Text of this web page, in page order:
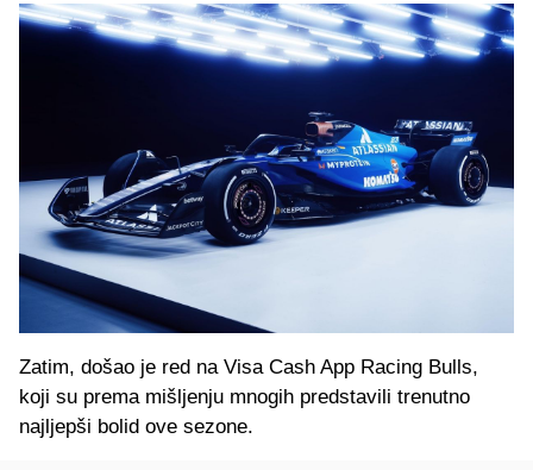
Zatim, došao je red na Visa Cash App Racing Bulls,
koji su prema mišljenju mnogih predstavili trenutno
najljepši bolid ove sezone.